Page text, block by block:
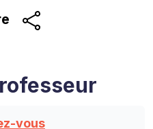
vous